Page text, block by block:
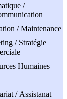
/
/ Maintenance
/ Stratégie
Humaines
/ Assistanat